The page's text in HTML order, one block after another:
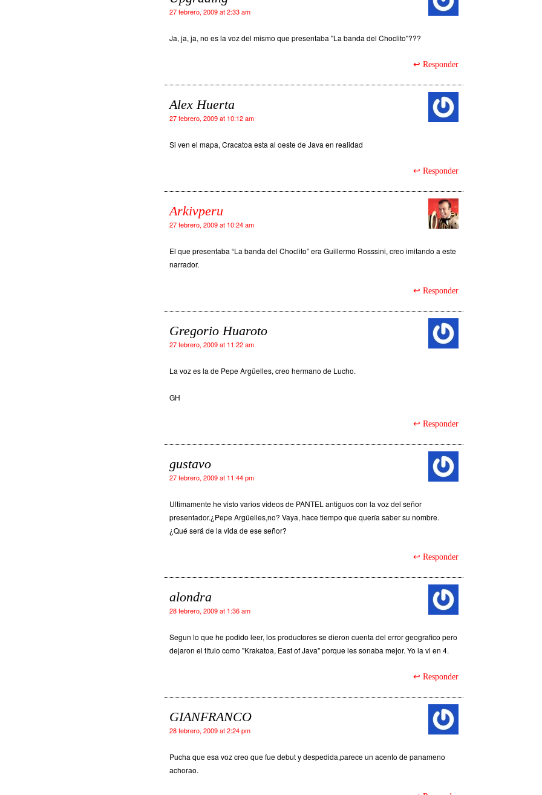
27 febrero, 2009 at 2:33 am
Ja, ja, ja, no es la voz del mismo que presentaba "La banda del Choclito"???
Responder
Alex Huerta
27 febrero, 2009 at 10:12 am
Si ven el mapa, Cracatoa esta al oeste de Java en realidad
Responder
Arkivperu
27 febrero, 2009 at 10:24 am
El que presentaba “La banda del Choclito” era Guillermo Rosssini, creo imitando a este
narrador.
Responder
Gregorio Huaroto
27 febrero, 2009 at 11:22 am
La voz es la de Pepe Argüelles, creo hermano de Lucho.
GH
Responder
gustavo
27 febrero, 2009 at 11:44 pm
Ultimamente he visto varios videos de PANTEL antiguos con la voz del señor
presentador.¿Pepe Argüelles,no? Vaya, hace tiempo que quería saber su nombre.
¿Qué será de la vida de ese señor?
Responder
alondra
28 febrero, 2009 at 1:36 am
Segun lo que he podido leer, los productores se dieron cuenta del error geografico pero
dejaron el título como "Krakatoa, East of Java" porque les sonaba mejor. Yo la vi en 4.
Responder
GIANFRANCO
28 febrero, 2009 at 2:24 pm
Pucha que esa voz creo que fue debut y despedida,parece un acento de panameno
achorao.